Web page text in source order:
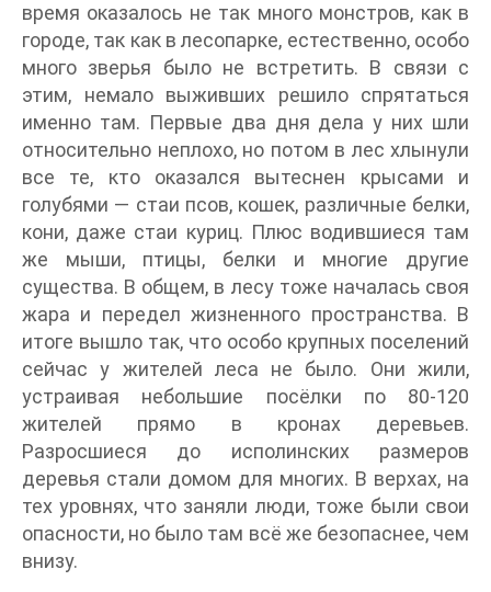
время оказалось не так много монстров, как в
городе, так как в лесопарке, естественно, особо
много зверья было не встретить. В связи с
этим, немало выживших решило спрятаться
именно там. Первые два дня дела у них шли
относительно неплохо, но потом в лес хлынули
все те, кто оказался вытеснен крысами и
голубями — стаи псов, кошек, различные белки,
кони, даже стаи куриц. Плюс водившиеся там
же мыши, птицы, белки и многие другие
существа. В общем, в лесу тоже началась своя
жара и передел жизненного пространства. В
итоге вышло так, что особо крупных поселений
сейчас у жителей леса не было. Они жили,
устраивая небольшие посёлки по 80-120
жителей прямо в кронах деревьев.
Разросшиеся до исполинских размеров
деревья стали домом для многих. В верхах, на
тех уровнях, что заняли люди, тоже были свои
опасности, но было там всё же безопаснее, чем
внизу.